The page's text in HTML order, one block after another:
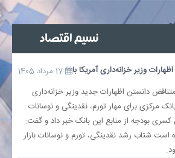
وزیر خزانه‌داری آمریکا با
دانستن اظهارات جدید وزیر خزانه‌داری
مرکزی برای مهار تورم، نقدینگی و نوسانات
کسری بودجه از منابع این بانک خبر داد و گفت:
شتاب رشد نقدینگی، تورم و نوسانات بازار